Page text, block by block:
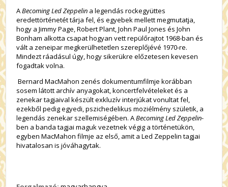
ABecoming Led Zeppelin a legendás rockegyüttes
eredettörténetét tárja fel, és egyebek mellett megmutatja,
hogy a Jimmy Page, Robert Plant, John Paul Jones és John
Bonham alkotta csapat hogyan vett repülőrajtot 1968-ban és
vált a zeneipar megkerülhetetlen szereplőjévé 1970-re.
Mindezt ráadásul úgy, hogy sikerükre előzetesen kevesen
fogadtak volna.
Bernard MacMahon zenés dokumentumfilmje korábban
sosem látott archív anyagokat, koncertfelvételeket és a
zenekar tagjaival készült exkluzív interjúkat vonultat fel,
ezekből pedig egyedi, pszichedelikus moziélmény születik, a
legendás zenekar szellemiségében. ABecoming Led Zeppelin-
ben a banda tagjai maguk vezetnek végig a történetükön,
egyben MacMahon filmje az első, amit a Led Zeppelin tagjai
hivatalosan is jóváhagytak.